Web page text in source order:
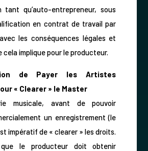
tant qu’auto-entrepreneur, sous
en contrat de travail par
les conséquences légales et
cela implique pour le producteur.
de Payer les Artistes
« Clearer » le Master
musicale, avant de pouvoir
un enregistrement (le
impératif de « clearer » les droits.
le producteur doit obtenir